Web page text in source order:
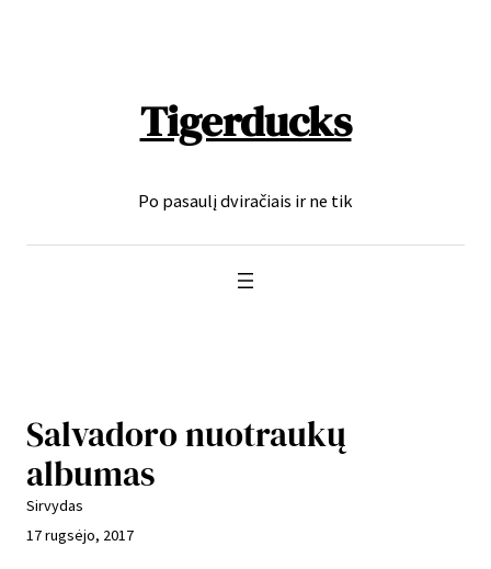
Tigerducks
Po pasaulį dviračiais ir ne tik
Salvadoro nuotraukų
albumas
Sirvydas
17 rugsėjo, 2017